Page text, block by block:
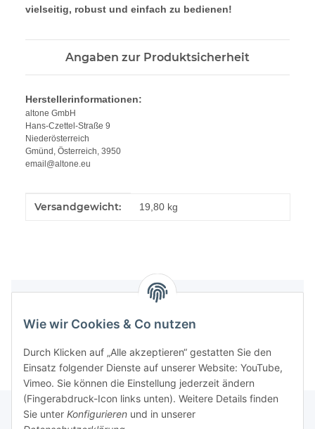
Wie wir Cookies & Co nutzen
Durch Klicken auf „Alle akzeptieren“ gestatten Sie den
Einsatz folgender Dienste auf unserer Website: YouTube,
Vimeo. Sie können die Einstellung jederzeit ändern
(Fingerabdruck-Icon links unten). Weitere Details finden
Sie unter Konfigurieren und in unserer
vielseitig, robust und einfach zu bedienen!
Angaben zur Produktsicherheit
Herstellerinformationen:
altone GmbH
Hans-Czettel-Straße 9
Niederösterreich
Gmünd, Österreich, 3950
email@altone.eu
Produkteigenschaft
Wert
Versandgewicht: 19,80 kg
360° Produktansicht